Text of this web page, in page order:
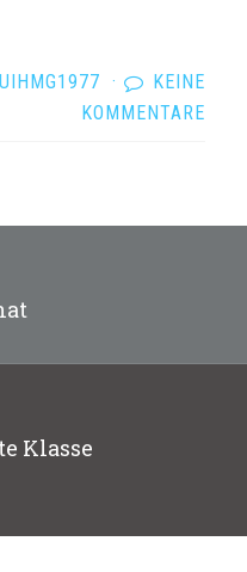
UIHMG1977 ·
KEINE
KOMMENTARE
Klasse